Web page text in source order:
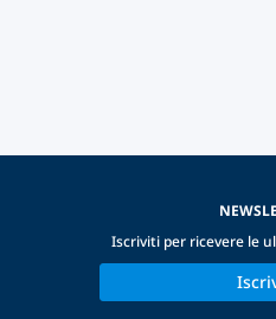
Iscriviti per ricevere le